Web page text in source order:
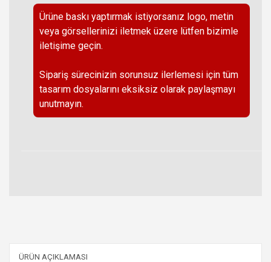
Ürüne baskı yaptırmak istiyorsanız logo, metin
veya görsellerinizi iletmek üzere lütfen bizimle
iletişime geçin.
Sipariş sürecinizin sorunsuz ilerlemesi için tüm
tasarım dosyalarını eksiksiz olarak paylaşmayı
unutmayın.
ÜRÜN AÇIKLAMASI